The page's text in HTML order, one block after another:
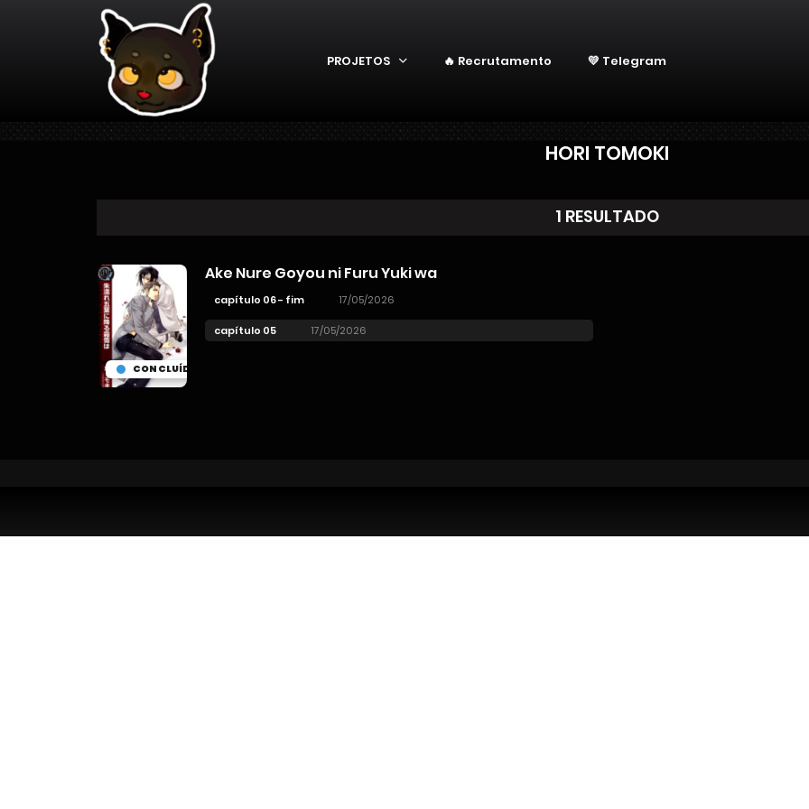
PROJETOS 🔥 Recrutamento 💛 Telegram
HORI TOMOKI
1 RESULTADO
CONCLUÍDO
Ake Nure Goyou ni Furu Yuki wa
capítulo 06 - fim 17/05/2026
capítulo 05 17/05/2026